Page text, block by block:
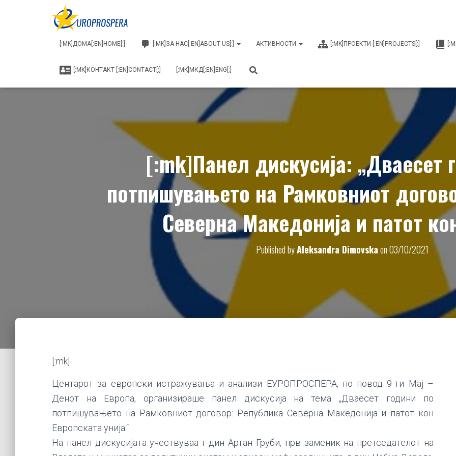
[:MK]ДОМА[:EN]HOME[:] [:MK]ЗА НАС[:EN]ABOUT US[:] АКТИВНОСТИ [:MK]ПРОЕКТИ [:EN]PROJECTS[:]
[:MK]КОНТАКТ [:EN]CONTACT[:] [:MK]МКД[:EN]ENG[:]
[:mk]Панел дискусија: „Дваесет
потпишувањето на Рамковниот
Северна Македонија и патот
Published byAleksandra Dimovskaon03/10/2021
[:mk]
Центарот за европски истражувања и анализи ЕУРОПРОСПЕРА, по повод 9-ти Мај –
Денот на Европа, организираше панел дискусија на тема „Дваесет години по
потпишувањето на Рамковниот договор: Република Северна Македонија и патот кон
Европската унија.“
На панел дискусијата учествуваа г-дин Артан Груби, прв заменик на претседателот на